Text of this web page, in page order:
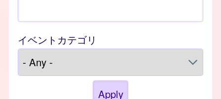
イベントカテゴリ